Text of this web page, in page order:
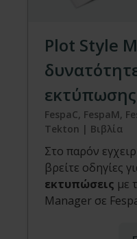
Plot Style
εκτύπωσης
FespaC, FespaM,
Tekton | Βιβλία
Στο παρόν
βρείτε οδηγίες
εκτυπώσεις με
Manager σε